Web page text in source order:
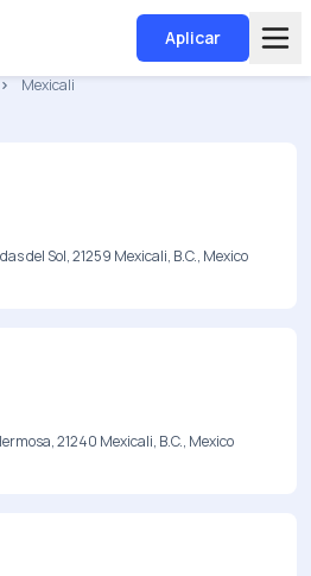
Aplicar
Mexicali
del Sol, 21259 Mexicali, B.C., Mexico
21240 Mexicali, B.C., Mexico